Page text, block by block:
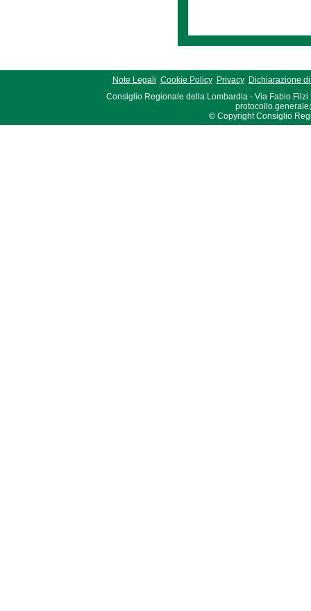
Note Legali Cookie Policy Privacy
Dichiarazione
Consiglio Regionale della Lombardia - Via Fabio Filzi
© Copyright Consiglio